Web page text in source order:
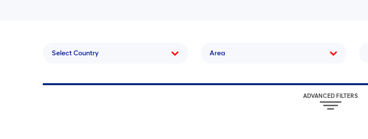
Select Country Area
ADVANCED FILTERS